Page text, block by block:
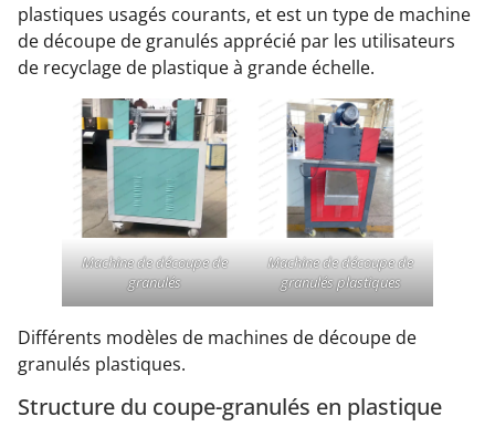
plastiques usagés courants, et est un type de machine
de découpe de granulés apprécié par les utilisateurs
de recyclage de plastique à grande échelle.
Machine de découpe de
granulés
Machine de découpe de
granulés plastiques
Différents modèles de machines de découpe de
granulés plastiques.
Structure du coupe-granulés en plastique